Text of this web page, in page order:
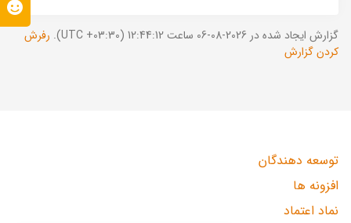
گزارش ایجاد شده در 2026-08-06 ساعت 12:44:12 (UTC +03:30).
رفرش
کردن گزارش
توسعه دهندگان
افزونه ها
نماد اعتماد